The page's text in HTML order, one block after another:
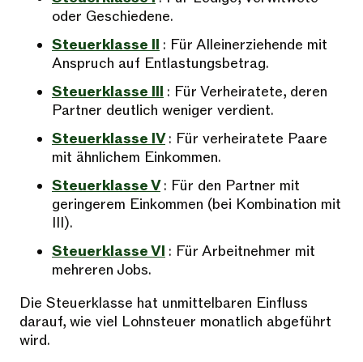
oder Geschiedene.
Steuerklasse II : Für Alleinerziehende mit
Anspruch auf Entlastungsbetrag.
Steuerklasse III : Für Verheiratete, deren
Partner deutlich weniger verdient.
Steuerklasse IV : Für verheiratete Paare
mit ähnlichem Einkommen.
Steuerklasse V : Für den Partner mit
geringerem Einkommen (bei Kombination mit
III).
Steuerklasse VI : Für Arbeitnehmer mit
mehreren Jobs.
Die Steuerklasse hat unmittelbaren Einfluss
darauf, wie viel Lohnsteuer monatlich abgeführt
wird.